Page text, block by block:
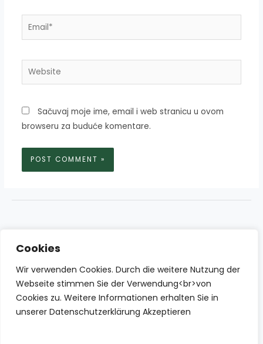
Cookies
Wir verwenden Cookies. Durch die weitere Nutzung der
Webseite stimmen Sie der Verwendung<br>von
Cookies zu. Weitere Informationen erhalten Sie in
unserer Datenschutzerklärung Akzeptieren
Email*
Website
Sačuvaj moje ime, email i web stranicu u ovom
browseru za buduće komentare.